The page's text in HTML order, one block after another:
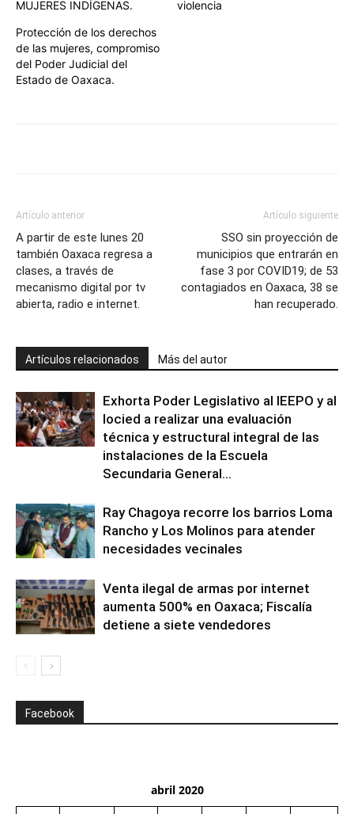
MUJERES INDÍGENAS.
violencia
Protección de los derechos
de las mujeres, compromiso
del Poder Judicial del
Estado de Oaxaca.
Artículo anterior
A partir de este lunes 20
también Oaxaca regresa a
clases, a través de
mecanismo digital por tv
abierta, radio e internet.
Artículo siguiente
SSO sin proyección de
municipios que entrarán en
fase 3 por COVID19; de 53
contagiados en Oaxaca, 38 se
han recuperado.
Artículos relacionados Más del autor
Exhorta Poder Legislativo al IEEPO y al
Iocied a realizar una evaluación
técnica y estructural integral de las
instalaciones de la Escuela
Secundaria General...
Ray Chagoya recorre los barrios Loma
Rancho y Los Molinos para atender
necesidades vecinales
Venta ilegal de armas por internet
aumenta 500% en Oaxaca; Fiscalía
detiene a siete vendedores
Facebook
abril 2020